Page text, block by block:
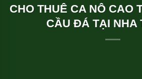
CHO THUÊ CA NÔ CAO
CẦU ĐÁ TẠI NHA